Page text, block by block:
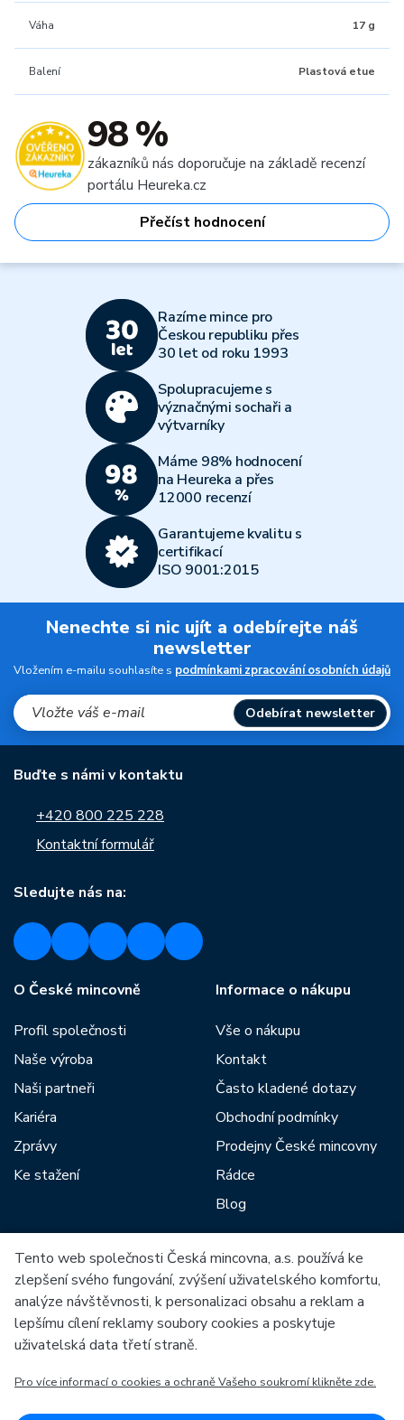
Váha 17 g
Balení Plastová etue
98 %
zákazníků nás doporučuje na základě recenzí
portálu Heureka.cz
Přečíst hodnocení
Razíme mince pro
Českou republiku přes
30 let od roku 1993
Spolupracujeme s
význačnými sochaři a
výtvarníky
Máme 98% hodnocení
na Heureka a přes
12000 recenzí
Garantujeme kvalitu s
certifikací
ISO 9001:2015
Nenechte si nic ujít a odebírejte náš
newsletter
Vložením e-mailu souhlasíte s podmínkami zpracování osobních údajů
Odebírat newsletter
Buďte s námi v kontaktu
+420 800 225 228
Kontaktní formulář
Sledujte nás na:
O České mincovně
Profil společnosti
Naše výroba
Naši partneři
Kariéra
Zprávy
Ke stažení
Informace o nákupu
Vše o nákupu
Kontakt
Často kladené dotazy
Obchodní podmínky
Prodejny České mincovny
Rádce
Blog
Mezi naše partnery patří:
Evropská unie
OP Podnikání a inovace pro konkurenceschopnost
Tento web společnosti Česká mincovna, a.s. používá ke
zlepšení svého fungování, zvýšení uživatelského komfortu,
analýze návštěvnosti, k personalizaci obsahu a reklam a
lepšímu cílení reklamy soubory cookies a poskytuje
uživatelská data třetí straně.
Pro více informací o cookies a ochraně Vašeho soukromí klikněte zde.